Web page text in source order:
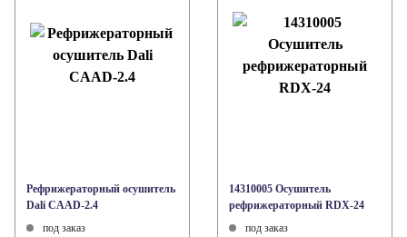
Рефрижераторный осушитель
Dali CAAD-2.4
под заказ
14310005 Осушитель
рефрижераторный RDX-24
под заказ